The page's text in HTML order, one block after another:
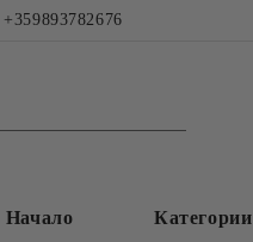
+359893782676
Начало Категории